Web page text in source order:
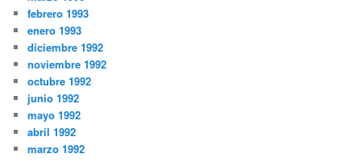
febrero 1993
enero 1993
diciembre 1992
noviembre 1992
octubre 1992
junio 1992
mayo 1992
abril 1992
marzo 1992